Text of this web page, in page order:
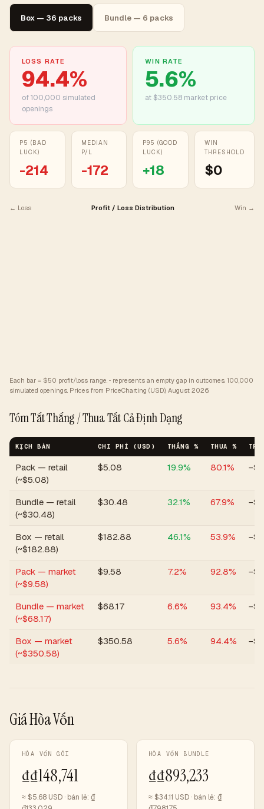
Box — 36 packs Bundle — 6 packs
LOSS RATE
94.4%
of100,000 simulated
openings
WIN RATE
5.6%
at $350.58 market price
P5 (BAD
LUCK)
-214
MEDIAN
P/L
-172
P95 (GOOD
LUCK)
+18
WIN
THRESHOLD
$0
← Loss Profit / Loss Distribution Win →
Each bar = $50 profit/loss range. ··· represents an empty gap in outcomes. 100,000
simulated openings. Prices from PriceCharting (USD), August 2026.
Tóm Tắt Thắng / Thua Tất Cả Định Dạng
KỊCH BẢN CHI PHÍ (USD) THẮNG % THUA %
Pack — retail
(~$5.08)
$5.08 19.9% 80.1% −$2
Bundle — retail
(~$30.48)
$30.48 32.1% 67.9% −$5
Box — retail
(~$182.88)
$182.88 46.1% 53.9% −$5
Pack — market
(~$9.58)
$9.58 7.2% 92.8% −$6
Bundle — market
(~$68.17)
$68.17 6.6% 93.4%
Box — market
(~$350.58)
$350.58 5.6% 94.4%
Giá Hòa Vốn
HÒA VỐN GÓI
₫₫148,741
≈ $5.68 USD · bán lẻ: ₫
HÒA VỐN BUNDLE
₫₫893,233
≈ $34.11 USD · bán lẻ: ₫